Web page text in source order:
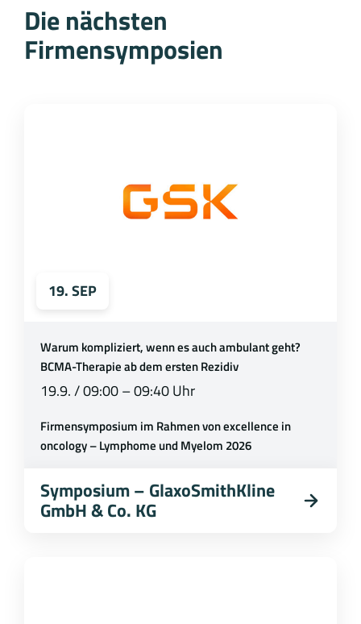
Die nächsten
Firmensymposien
19. SEP
Warum kompliziert, wenn es auch ambulant geht?
BCMA-Therapie ab dem ersten Rezidiv
19.9. / 09:00 – 09:40 Uhr
Firmensymposium im Rahmen von excellence in
oncology – Lymphome und Myelom 2026
Symposium – GlaxoSmithKline
GmbH & Co. KG